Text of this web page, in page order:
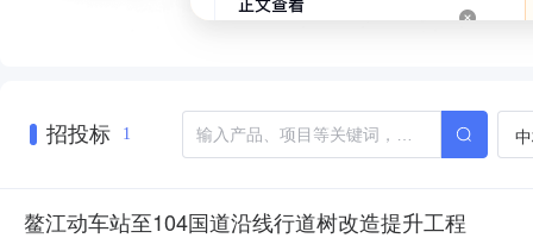
招投标 1
鳌江动车站至104国道沿线行道树改造提升工程